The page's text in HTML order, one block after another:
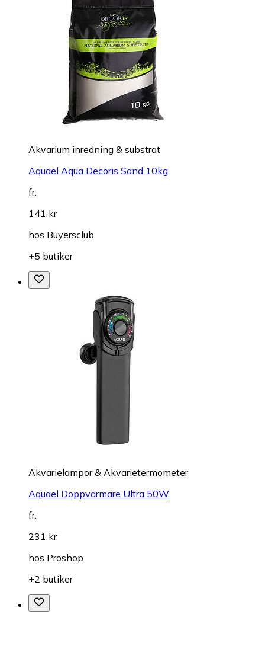
Akvarium inredning & substrat
Aquael Aqua Decoris Sand 10kg
fr.
141 kr
hos Buyersclub
+5 butiker
Akvarielampor & Akvarietermometer
Aquael Doppvärmare Ultra 50W
fr.
231 kr
hos Proshop
+2 butiker